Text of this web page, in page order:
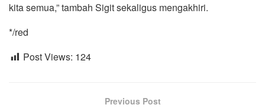
kita semua,” tambah Sigit sekaligus mengakhiri.
*/red
Post Views: 124
Previous Post